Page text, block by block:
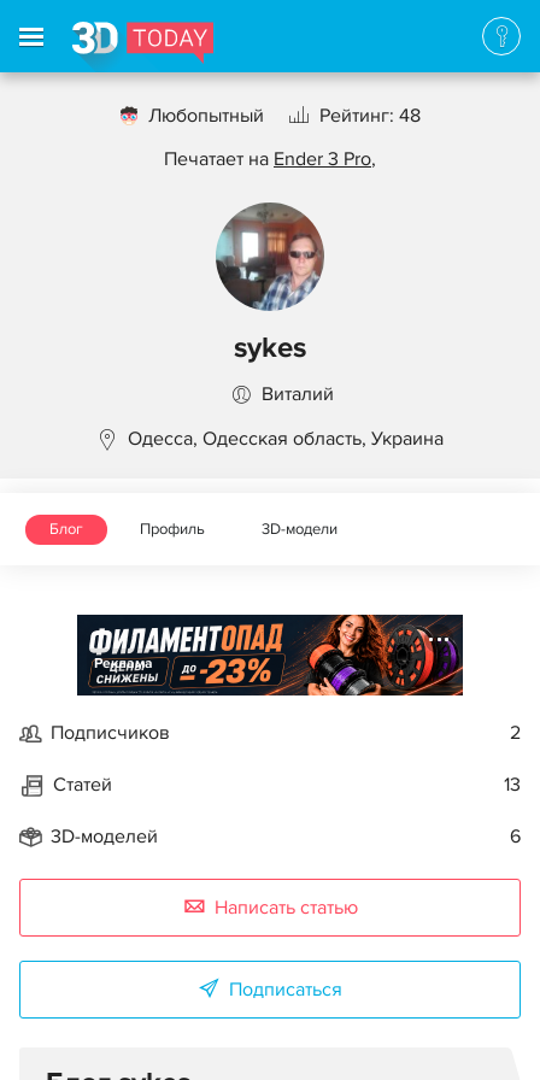
Любопытный
Рейтинг: 48
Печатает на Ender 3 Pro,
sykes
Виталий
Одесса, Одесская область, Украина
Блог Профиль 3D-модели
Реклама
Подписчиков 2
Статей 13
3D-моделей 6
Написать статью
Подписаться